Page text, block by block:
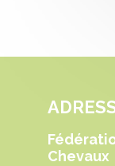
Chevaux